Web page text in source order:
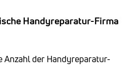
Handyreparatur-Firma
Anzahl der Handyreparatur-